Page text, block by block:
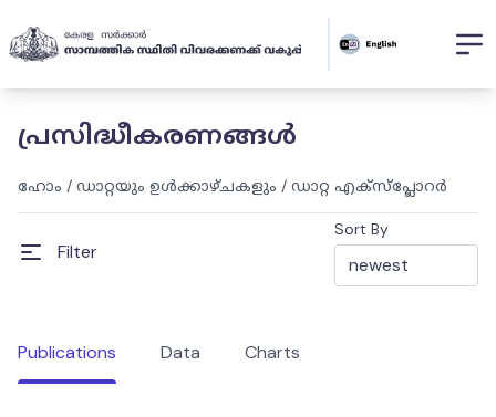
പ്രസിദ്ധീകരണങ്ങൾ
ഹോം / ഡാറ്റയും ഉൾക്കാഴ്ചകളും / ഡാറ്റ എക്സ്പ്ലോറർ
Filter
Sort By
Publications Data Charts